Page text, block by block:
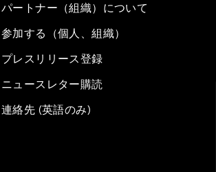
パートナー（組織）について
参加する（個人、組織）
プレスリリース登録
ニュースレター購読
連絡先 (英語のみ)